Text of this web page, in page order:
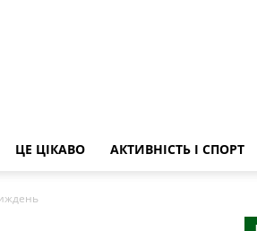
ЦЕ ЦІКАВО АКТИВНІСТЬ І СПОРТ